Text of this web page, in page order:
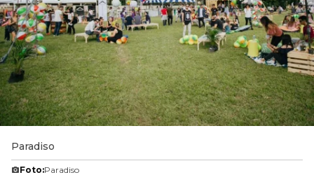
Paradiso
Foto:Paradiso